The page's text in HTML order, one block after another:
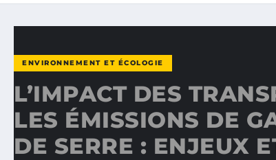
ENVIRONNEMENT ET ÉCOLOGIE
L’IMPACT DES
LES ÉMISSIONS DE
DE SERRE : ENJEUX